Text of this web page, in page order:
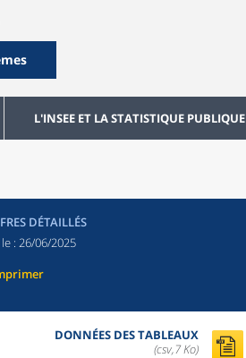
L'INSEE ET LA STATISTIQUE PUBLIQUE
DÉTAILLÉS
: 26/06/2025
DONNÉES DES TABLEAUX
(csv,7 Ko)